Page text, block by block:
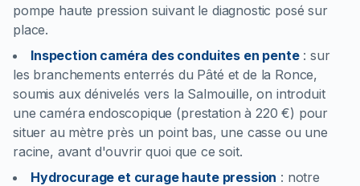
pompe haute pression suivant le diagnostic posé sur
place.
Inspection caméra des conduites en pente:sur
les branchements enterrés du Pâté et de la Ronce,
soumis aux dénivelés vers la Salmouille, on introduit
une caméra endoscopique (prestation à 220 €) pour
situer au mètre près un point bas, une casse ou une
racine, avant d'ouvrir quoi que ce soit.
Hydrocurage et curage haute pression : notre